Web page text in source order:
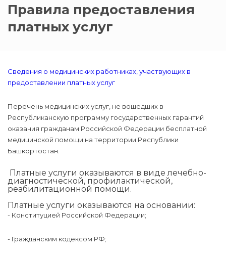
Правила предоставления
платных услуг
Сведения о медицинских работниках, участвующих в
предоставлении платных услуг
Перечень медицинских услуг, не вошедших в
Республиканскую программу государственных гарантий
оказания гражданам Российской Федерации бесплатной
медицинской помощи на территории Республики
Башкортостан.
Платные услуги оказываются в виде лечебно-
диагностической, профилактической,
реабилитационной помощи.
Платные услуги оказываются на основании:
- Конституцией Российской Федерации;
- Гражданским кодексом РФ;